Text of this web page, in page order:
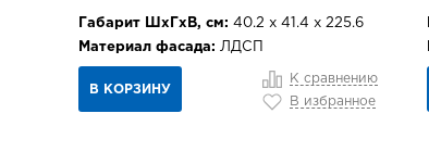
Габарит ШхГхВ, см: 40.2 х 41.4 х 225.6
Материал фасада: ЛДСП
В КОРЗИНУ
К сравнению
В избранное